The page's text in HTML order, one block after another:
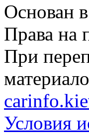
Основан
Права на
При
Условия